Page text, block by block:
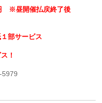
※昼開催払戻終了後
部サービス
！